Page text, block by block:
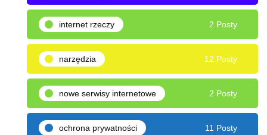
internet rzeczy 2 Posty
narzędzia 12 Posty
nowe serwisy internetowe 2 Posty
ochrona prywatności 11 Posty